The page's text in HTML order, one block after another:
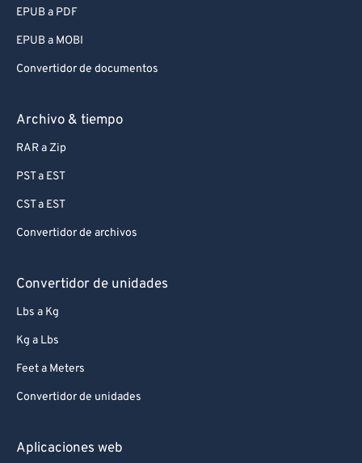
EPUB a PDF
EPUB a MOBI
Convertidor de documentos
Archivo & tiempo
RAR a Zip
PST a EST
CST a EST
Convertidor de archivos
Convertidor de unidades
Lbs a Kg
Kg a Lbs
Feet a Meters
Convertidor de unidades
Aplicaciones web